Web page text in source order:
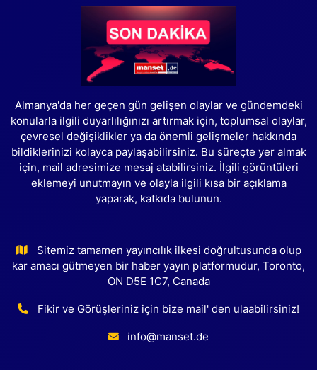
Almanya'da her geçen gün gelişen olaylar ve gündemdeki
konularla ilgili duyarlılığınızı artırmak için, toplumsal olaylar,
çevresel değişiklikler ya da önemli gelişmeler hakkında
bildiklerinizi kolayca paylaşabilirsiniz. Bu süreçte yer almak
için, mail adresimize mesaj atabilirsiniz. İlgili görüntüleri
eklemeyi unutmayın ve olayla ilgili kısa bir açıklama
yaparak, katkıda bulunun.
Sitemiz tamamen yayıncılık ilkesi doğrultusunda olup
kar amacı gütmeyen bir haber yayın platformudur, Toronto,
ON D5E 1C7, Canada
Fikir ve Görüşleriniz için bize mail' den ulaabilirsiniz!
info@manset.de